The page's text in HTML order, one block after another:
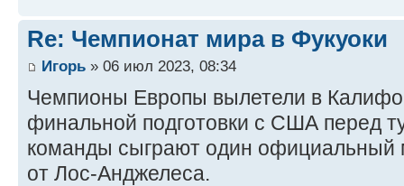
Re: Чемпионат мира в Фукуоки
Игорь » 06 июл 2023, 08:34
Чемпионы Европы вылетели в
финальной подготовки с США перед
команды сыграют один официальный
от Лос-Анджелеса.